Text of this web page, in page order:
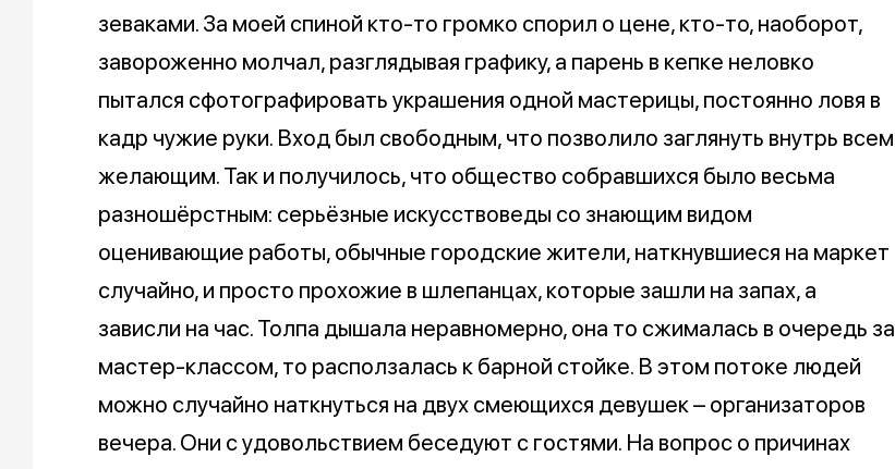
зеваками. За моей спиной кто-то громко спорил о цене, кто-то, наоборот,
завороженно молчал, разглядывая графику, а парень в кепке неловко
пытался сфотографировать украшения одной мастерицы, постоянно ловя в
кадр чужие руки. Вход был свободным, что позволило заглянуть внутрь всем
желающим. Так и получилось, что общество собравшихся было весьма
разношёрстным: серьёзные искусствоведы со знающим видом
оценивающие работы, обычные городские жители, наткнувшиеся на маркет
случайно, и просто прохожие в шлепанцах, которые зашли на запах, а
зависли на час. Толпа дышала неравномерно, она то сжималась в очередь за
мастер-классом, то расползалась к барной стойке. В этом потоке людей
можно случайно наткнуться на двух смеющихся девушек – организаторов
вечера. Они с удовольствием беседуют с гостями. На вопрос о причинах